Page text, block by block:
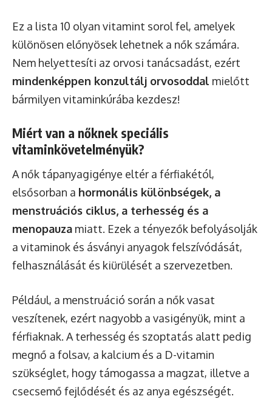
Ez a lista 10 olyan vitamint sorol fel, amelyek
különösen előnyösek lehetnek a nők számára.
Nem helyettesíti az orvosi tanácsadást, ezért
mindenképpen konzultálj orvosoddal mielőtt
bármilyen vitaminkúrába kezdesz!
Miért van a nőknek speciális
vitaminkövetelményük?
A nők tápanyagigénye eltér a férfiakétól,
elsősorban a hormonális különbségek, a
menstruációs ciklus, a terhesség és a
menopauza miatt. Ezek a tényezők befolyásolják
a vitaminok és ásványi anyagok felszívódását,
felhasználását és kiürülését a szervezetben.
Például, a menstruáció során a nők vasat
veszítenek, ezért nagyobb a vasigényük, mint a
férfiaknak. A terhesség és szoptatás alatt pedig
megnő a folsav, a kalcium és a D-vitamin
szükséglet, hogy támogassa a magzat, illetve a
csecsemő fejlődését és az anya egészségét.